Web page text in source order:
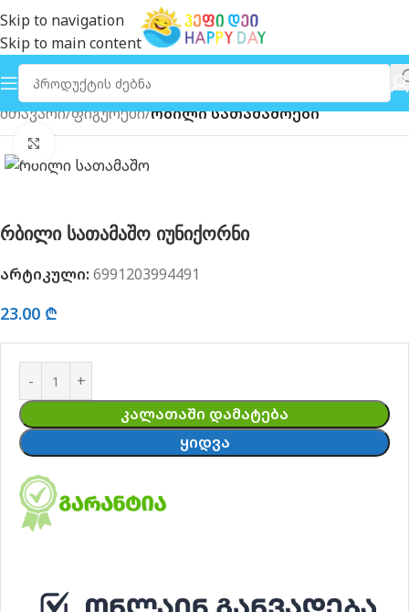
Skip to navigation
Skip to main content
მთავარი ფიგურები რბილი სათამაშოები
რბილი სათამაშო იუნიქორნი
არტიკული: 6991203994491
23.00 ₾
ᲙᲐᲚᲐᲗᲐᲨᲘ ᲓᲐᲛᲐᲢᲔᲑᲐ
ᲧᲘᲓᲕᲐ